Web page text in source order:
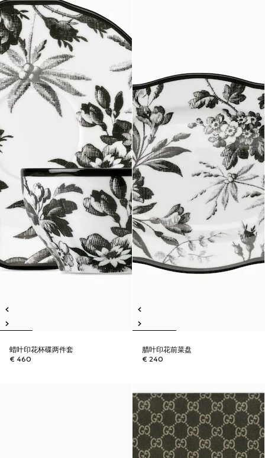
蜡叶印花杯碟两件套
€ 460
腊叶印花前菜盘
€ 240